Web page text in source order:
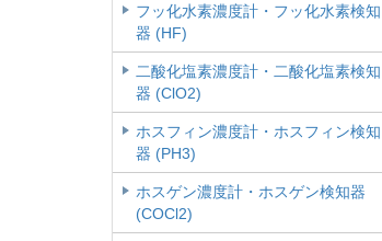
フッ化水素濃度計・フッ化水素検知
器 (HF)
二酸化塩素濃度計・二酸化塩素検知
器 (ClO2)
ホスフィン濃度計・ホスフィン検知
器 (PH3)
ホスゲン濃度計・ホスゲン検知器
(COCl2)